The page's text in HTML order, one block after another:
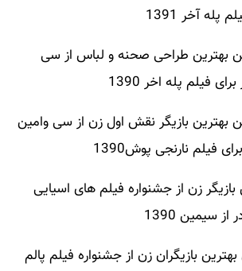
آخر 1391
بهترین طراحی صحنه و لباس از سی
فیلم پله اخر 1390
بهترین بازیگر نقش اول زن از سی وامین
فیلم نارنجی پوش1390
بازیگر زن از جشنواره فیلم های اسیایی
سیمین 1390
بازیگران زن از جشنواره فیلم پالم